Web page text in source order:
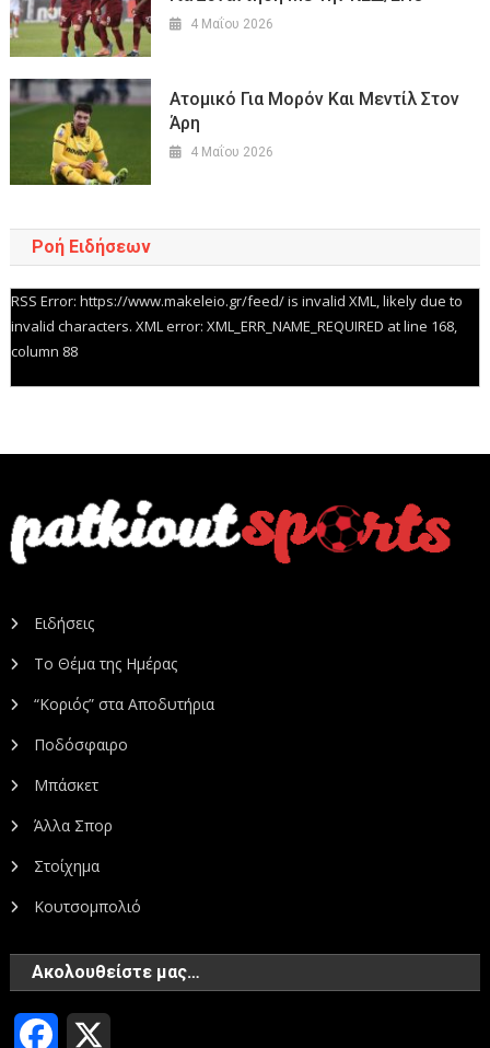
4 Μαΐου 2026
Ατομικό Για Μορόν Και Μεντίλ Στον
Άρη
4 Μαΐου 2026
Ροή Ειδήσεων
RSS Error: https://www.makeleio.gr/feed/ is invalid XML, likely due to
invalid characters. XML error: XML_ERR_NAME_REQUIRED at line 168,
column 88
Ειδήσεις
Το Θέμα της Ημέρας
“Κοριός” στα Αποδυτήρια
Ποδόσφαιρο
Μπάσκετ
Άλλα Σπορ
Στοίχημα
Κουτσομπολιό
Ακολουθείστε μας…
Facebook